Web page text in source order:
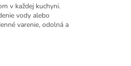
v každej kuchyni.
vody alebo
varenie, odolná a